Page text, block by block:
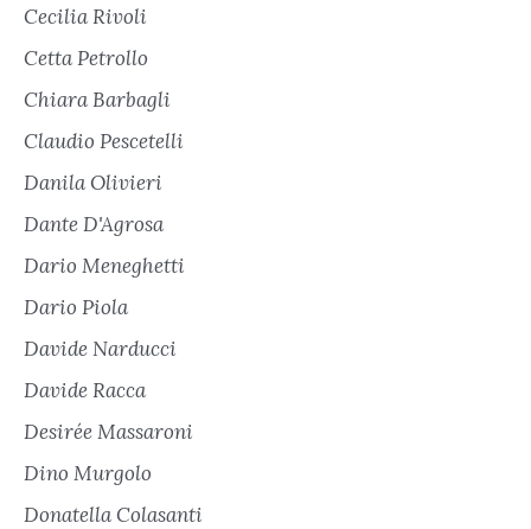
Cecilia Rivoli
Cetta Petrollo
Chiara Barbagli
Claudio Pescetelli
Danila Olivieri
Dante D'Agrosa
Dario Meneghetti
Dario Piola
Davide Narducci
Davide Racca
Desirée Massaroni
Dino Murgolo
Donatella Colasanti